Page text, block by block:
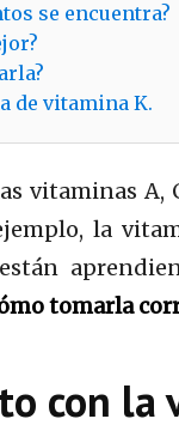
se encuentra?
de vitamina K.
vitaminas
la
tomarla
con la